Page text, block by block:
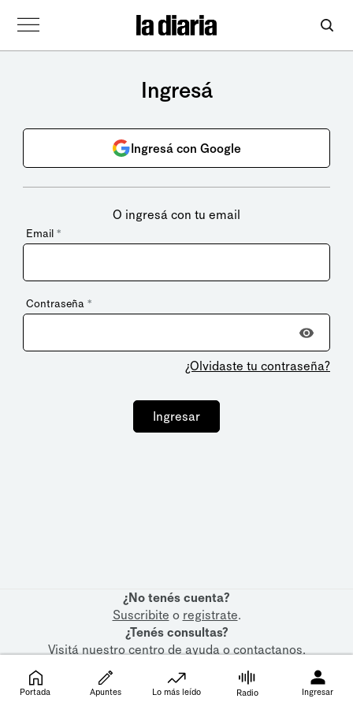
Ingresá
Ingresá con Google
O ingresá con tu email
Email *
Contraseña *
¿Olvidaste tu contraseña?
Ingresar
¿No tenés cuenta?
Suscribite o registrate.
¿Tenés consultas?
Visitá nuestrocentro de ayudaocontactanos.
Portada Apuntes Lo más leído Radio Ingresar